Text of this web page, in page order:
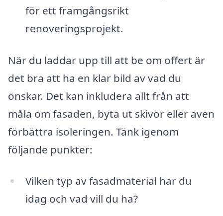
för ett framgångsrikt
renoveringsprojekt.
När du laddar upp till att be om offert är
det bra att ha en klar bild av vad du
önskar. Det kan inkludera allt från att
måla om fasaden, byta ut skivor eller även
förbättra isoleringen. Tänk igenom
följande punkter:
Vilken typ av fasadmaterial har du
idag och vad vill du ha?